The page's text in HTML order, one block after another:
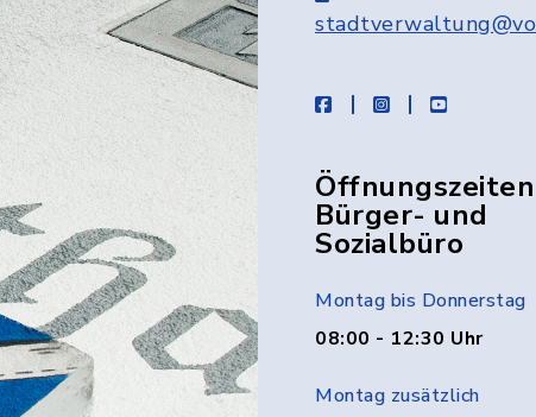
facebookinstagramyoutube
Öffnungszeiten
Bürger- und
Sozialbüro
Montag bis Donnerstag
08:00 - 12:30 Uhr
Montag zusätzlich